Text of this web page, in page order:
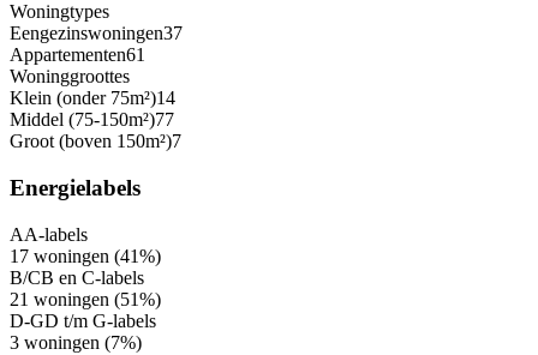
Woningtypes
Eengezinswoningen37
Appartementen61
Woninggroottes
Klein (onder 75m²)14
Middel (75-150m²)77
Groot (boven 150m²)7
Energielabels
AA-labels
17 woningen (41%)
B/CB en C-labels
21 woningen (51%)
D-GD t/m G-labels
3 woningen (7%)